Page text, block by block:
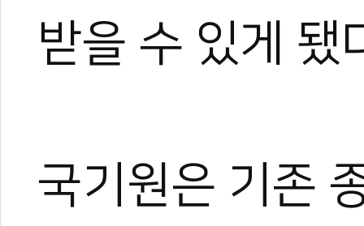
받을 수 있게 됐
국기원은 기존